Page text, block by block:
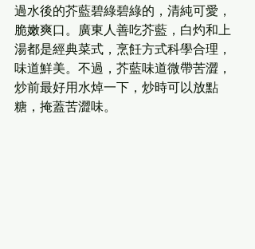
過水後的芥藍碧綠碧綠的，清純可愛，
脆嫩爽口。廣東人善吃芥藍，白灼和上
湯都是經典菜式，烹飪方式科學合理，
味道鮮美。不過，芥藍味道微帶苦澀，
炒前最好用水焯一下，炒時可以放點
糖，掩蓋苦澀味。